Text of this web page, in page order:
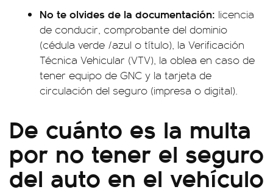
No te olvides de la documentación: licencia
de conducir, comprobante del dominio
(cédula verde /azul o título), la Verificación
Técnica Vehicular (VTV), la oblea en caso de
tener equipo de GNC y la tarjeta de
circulación del seguro (impresa o digital).
De cuánto es la multa
por no tener el seguro
del auto en el vehículo